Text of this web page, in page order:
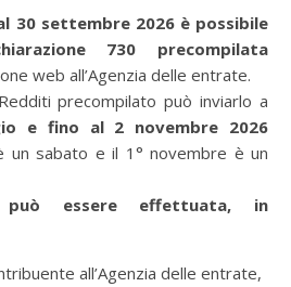
30 settembre 2026 è possibile
730 precompilata
web all’Agenzia delle entrate.
precompilato può inviarlo a
e fino al 2 novembre 2026
sabato e il 1° novembre è un
può essere effettuata, in
all’Agenzia delle entrate,